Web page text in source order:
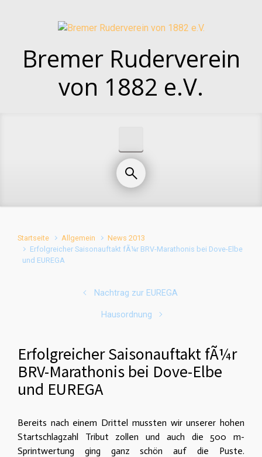
Bremer Ruderverein
von 1882 e.V.
Startseite Allgemein
News 2013
Erfolgreicher Saisonauftakt fÃ¼r BRV-Marathonis bei Dove-Elbe
und EUREGA
Nachtrag zur EUREGA
Hausordnung
Erfolgreicher Saisonauftakt fÃ¼r
BRV-Marathonis bei Dove-Elbe
und EUREGA
Bereits nach einem Drittel mussten wir unserer hohen
Startschlagzahl Tribut zollen und auch die 500 m-
Sprintwertung ging ganz schön auf die Puste.